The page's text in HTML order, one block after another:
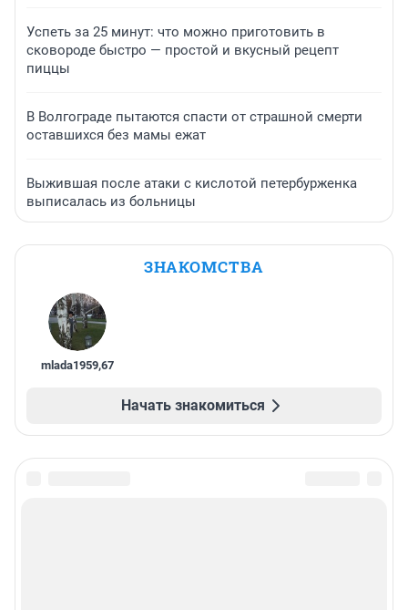
Успеть за 25 минут: что можно приготовить в
сковороде быстро — простой и вкусный рецепт
пиццы
В Волгограде пытаются спасти от страшной смерти
оставшихся без мамы ежат
Выжившая после атаки с кислотой петербурженка
выписалась из больницы
ЗНАКОМСТВА
mlada1959,67
Начать знакомиться